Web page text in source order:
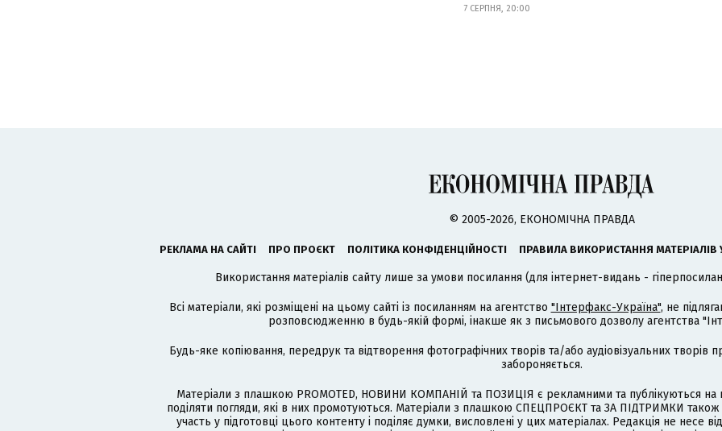
7 СЕРПНЯ, 20:00
© 2005-2026, ЕКОНОМІЧНА ПРАВДА
РЕКЛАМА НА САЙТІ ПРО ПРОЄКТ ПОЛІТИКА КОНФІДЕНЦІЙНОСТІ ПРАВИЛА ВИКОРИСТАННЯ МАТЕРІАЛІВ
Використання матеріалів сайту лише за умови посилання (для інтернет-видань -
Всі матеріали, які розміщені на цьому сайті із посиланням на агентство "Інтерфакс-Україна", не
розповсюдженню в будь-якій формі, інакше як з письмового дозволу агентства
Будь-яке копіювання, передрук та відтворення фотографічних творів та/або аудіовізуальних
забороняється.
Матеріали з плашкою PROMOTED, НОВИНИ КОМПАНІЙ та ПОЗИЦІЯ є рекламними та публікуються на
поділяти погляди, які в них промотуються. Матеріали з плашкою СПЕЦПРОЄКТ та ЗА ПІДТРИМКИ
участь у підготовці цього контенту і поділяє думки, висловлені у цих матеріалах. Редакція не несе